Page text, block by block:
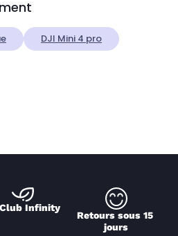
DJI Mini 4 pro
Infinity
Retours sous 15
jours